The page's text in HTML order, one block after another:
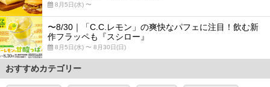
8月5日(水) 〜
〜8/30｜「C.C.レモン」の爽快なパフェに注目！飲む新
作フラッペも『スシロー』
8月5日(水) 〜 8月30日(日)
おすすめカテゴリー